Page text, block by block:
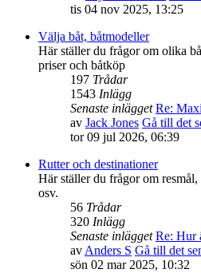
tis 04 nov 2025, 13:25
Välja båt, båtmodeller
Här ställer du frågor om olika
priser och båtköp
197 Trådar
1543 Inlägg
Senaste inlägget Re:
av Jack Jones Gå till det
tor 09 jul 2026, 06:39
Rutter och destinationer
Här ställer du frågor om
osv.
56 Trådar
320 Inlägg
Senaste inlägget Re: Hur
avAnders S Gå till det
sön 02 mar 2025, 10:32